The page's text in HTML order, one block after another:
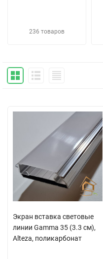
236 товаров
Экран вставка световые
линии Gamma 35 (3.3 см),
Alteza, поликарбонат